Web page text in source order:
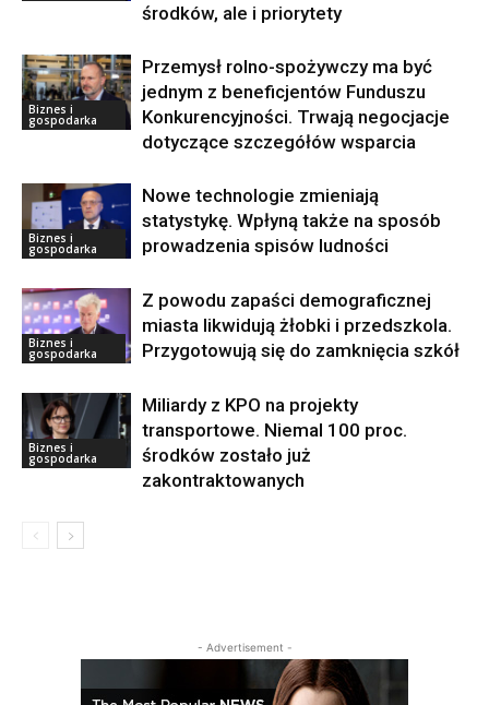
środków, ale i priorytety
Biznes i
gospodarka
Przemysł rolno-spożywczy ma być
jednym z beneficjentów Funduszu
Konkurencyjności. Trwają negocjacje
dotyczące szczegółów wsparcia
Biznes i
gospodarka
Nowe technologie zmieniają
statystykę. Wpłyną także na sposób
prowadzenia spisów ludności
Biznes i
gospodarka
Z powodu zapaści demograficznej
miasta likwidują żłobki i przedszkola.
Przygotowują się do zamknięcia szkół
Biznes i
gospodarka
Miliardy z KPO na projekty
transportowe. Niemal 100 proc.
środków zostało już
zakontraktowanych
- Advertisement -